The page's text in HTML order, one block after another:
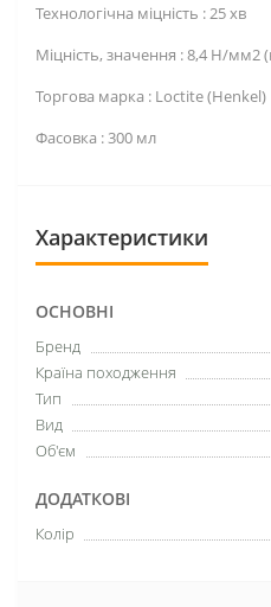
Технологічна міцність : 25 хв
Міцність, значення : 8,4 Н/мм2
Торгова марка : Loctite (Henkel)
Фасовка : 300 мл
Характеристики
ОСНОВНІ
Бренд
Країна походження
Тип
Вид
Об'єм
ДОДАТКОВІ
Колір